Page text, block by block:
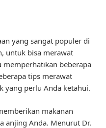
yang sangat populer di
untuk bisa merawat
beberapa
tips merawat
yang perlu Anda ketahui.
makanan
anjing Anda. Menurut Dr.